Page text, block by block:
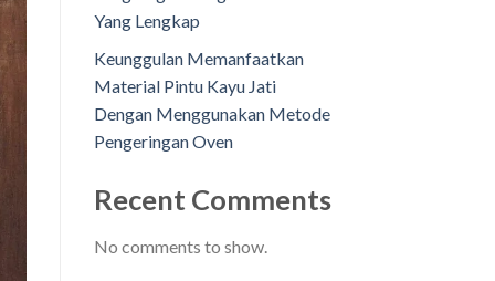
Yang Lengkap
Keunggulan Memanfaatkan
Material Pintu Kayu Jati
Dengan Menggunakan Metode
Pengeringan Oven
Recent Comments
No comments to show.